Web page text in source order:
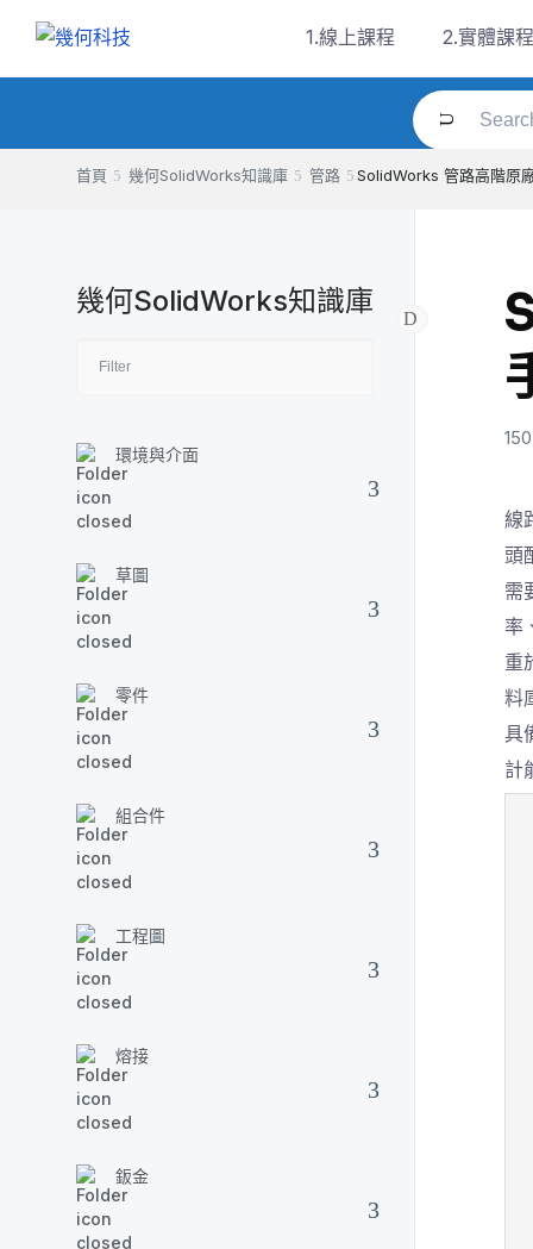
content
1.線上課程 2.實體課程
首頁 幾何SolidWorks知識庫 管路 SolidWorks 管路高階原
幾何SolidWorks知識庫
環境與介面
草圖
零件
組合件
工程圖
熔接
鈑金
線
頭
需
率
重
料
具
計